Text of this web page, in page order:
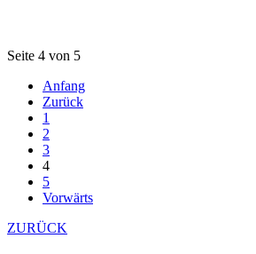
Seite 4 von 5
Anfang
Zurück
1
2
3
4
5
Vorwärts
ZURÜCK